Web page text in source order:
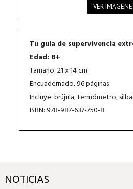
VER
Tu guía de supervivencia
Edad: 8+
Tamaño: 21 x 14 cm
Encuadernado, 96 páginas
Incluye: brújula, termómetro,
ISBN: 978-987-637-750-8
NOTICIAS